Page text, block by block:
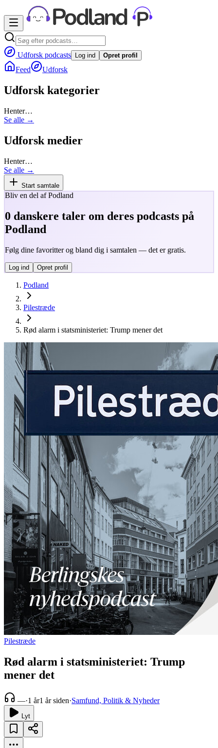
Udforsk podcasts Log ind Opret profil
Feed Udforsk
Udforsk kategorier
Henter…
Se alle →
Udforsk medier
Henter…
Se alle →
Start samtale
Bliv en del af Podland
0 danskere taler om deres podcasts på
Podland
Følg dine favoritter og bland dig i samtalen — det er gratis.
Log ind Opret profil
Podland
Pilestræde
Rød alarm i statsministeriet: Trump mener det
Pilestræde
Rød alarm i statsministeriet: Trump
mener det
—·1 år1 år siden·Samfund, Politik & Nyheder
Lyt